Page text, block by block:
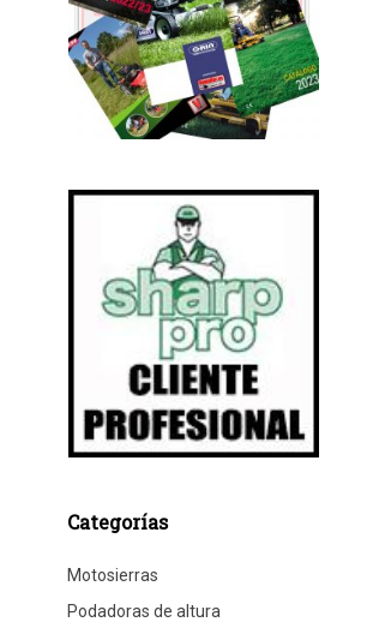
Categorías
Motosierras
Podadoras de altura